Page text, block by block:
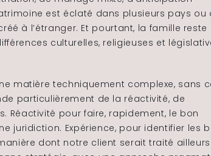
est éclaté dans plusieurs pays ou
à l’étranger. Et pourtant, la famille reste
culturelles, religieuses et
matière techniquement complexe, sans
particulièrement de la réactivité, de
Réactivité pour faire, rapidement, le bon
juridiction. Expérience, pour identifier les
dont notre client serait traité